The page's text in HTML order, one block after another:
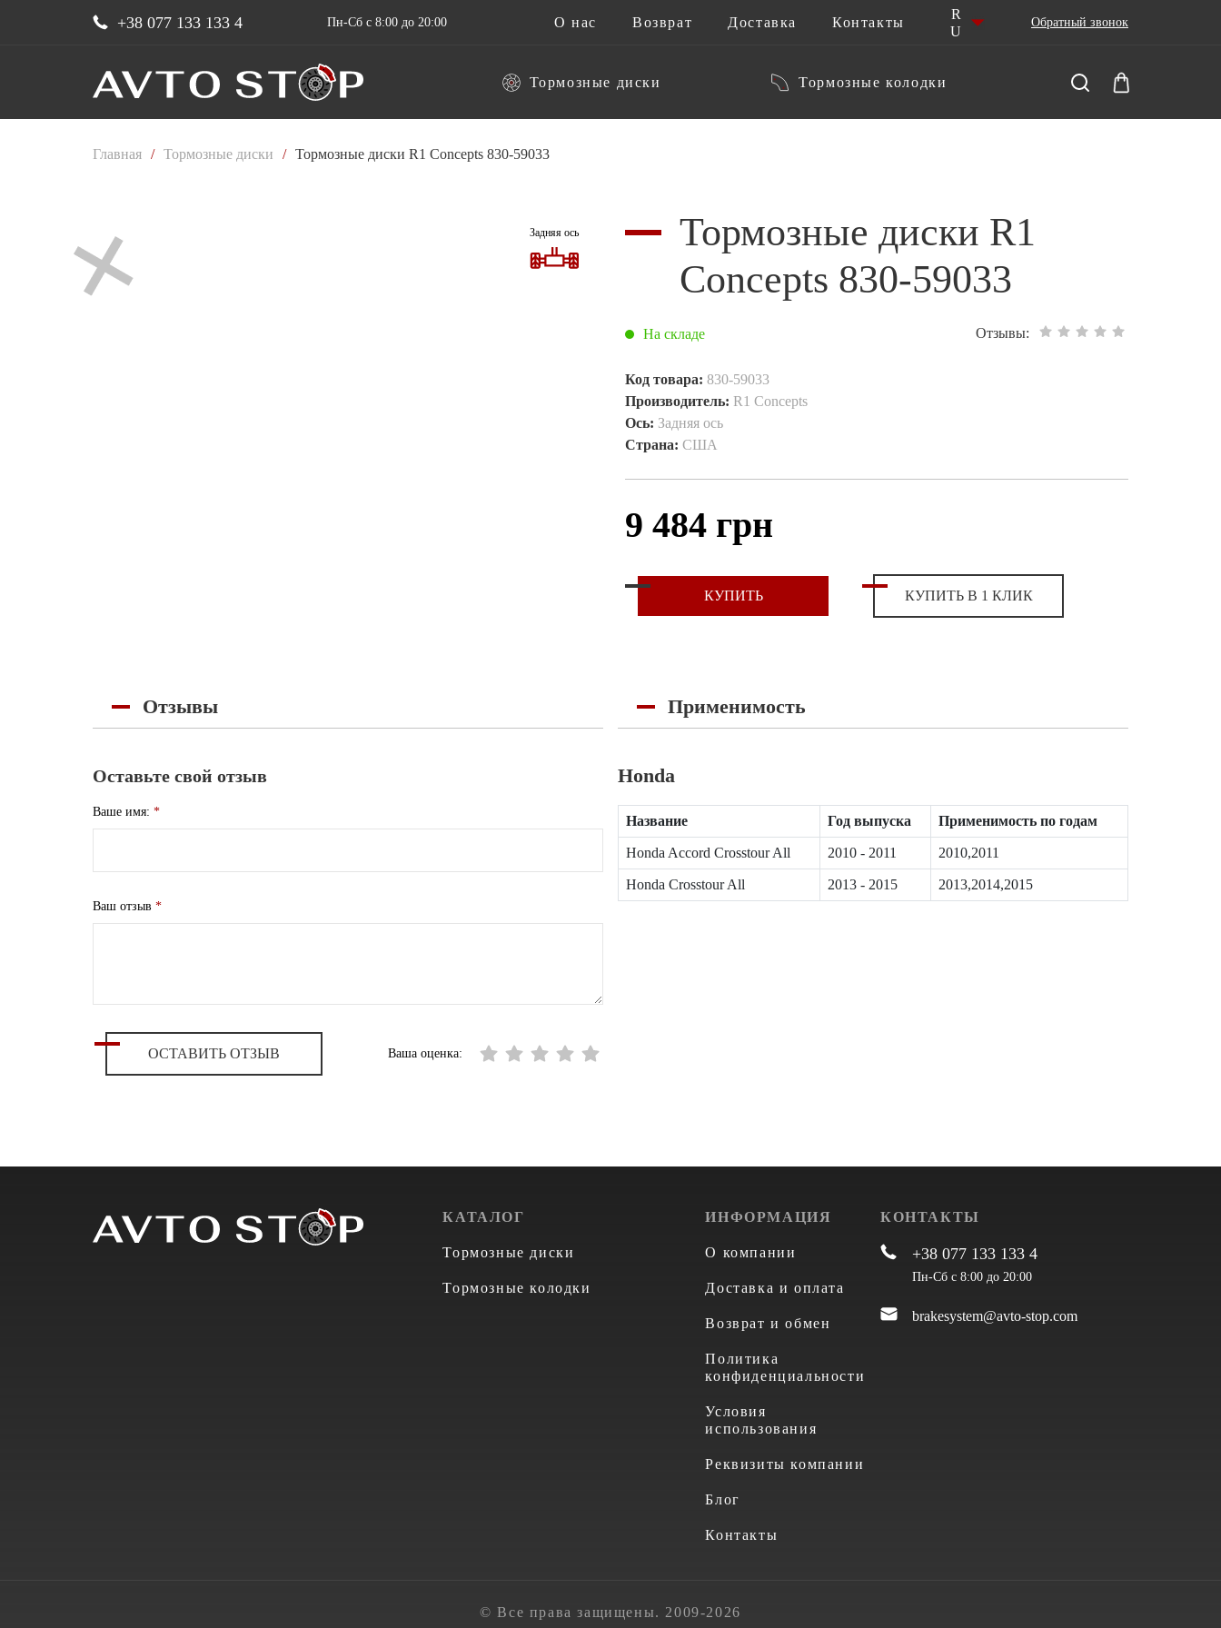
+38 077 133 133 4 Пн-Сб с 8:00 до 20:00 О нас Возврат Доставка Контакты
R
U
Обратный звонок
Тормозные диски Тормозные колодки
Главная / Тормозные диски / Тормозные диски R1 Concepts 830-59033
Задняя ось
Тормозные диски R1
Concepts 830-59033
На складе Отзывы:
Код товара: 830-59033
Производитель: R1 Concepts
Ось: Задняя ось
Страна: США
9 484 грн
КУПИТЬ КУПИТЬ В 1 КЛИК
Отзывы
Оставьте свой отзыв
Ваше имя: *
Ваш отзыв *
ОСТАВИТЬ ОТЗЫВ Ваша оценка:
Применимость
Honda
Название Год выпуска Применимость по годам
Honda Accord Crosstour All 2010 - 2011 2010,2011
Honda Crosstour All 2013 - 2015 2013,2014,2015
КАТАЛОГ
Тормозные диски
Тормозные колодки
ИНФОРМАЦИЯ
О компании
Доставка и оплата
Возврат и обмен
Политика
конфиденциальности
Условия
использования
Реквизиты компании
Блог
Контакты
КОНТАКТЫ
+38 077 133 133 4
Пн-Сб с 8:00 до 20:00
brakesystem@avto-stop.com
© Все права защищены. 2009-2026